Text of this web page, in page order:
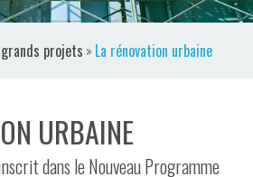
VIE QUOTIDIENNE
SORTIR / BOUGER
ESPACE PRESSE
projets » La rénovation urbaine
URBAINE
dans le Nouveau Programme